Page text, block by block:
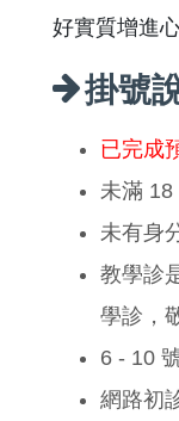
好實質增進
掛號
已完成
未滿 18
未有身
教學診
學診，
6 - 10
網路初